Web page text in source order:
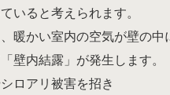
いると考えられます。
暖かい室内の空気が壁の中
壁内結露」が発生します。
ロアリ被害を招き